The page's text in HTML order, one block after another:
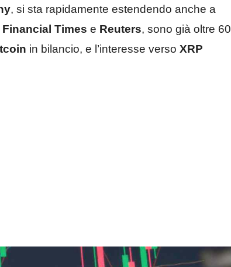
, si sta rapidamente estendendo anche a
Financial Times e Reuters, sono già oltre 60
in bilancio, e l’interesse verso XRP